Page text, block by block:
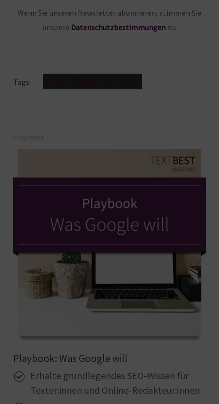
Wenn Sie unseren Newsletter abonnieren, stimmen Sie
unseren Datenschutzbestimmungenzu.
Tags:
Playbook
Playbook: Was Google will
Erhalte grundlegendes SEO-Wissen für
Texter:innen und Online-Redakteur:innen